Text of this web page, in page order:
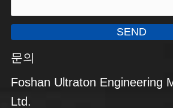
SEND
문의
Foshan Ultraton Engineering
Ltd.